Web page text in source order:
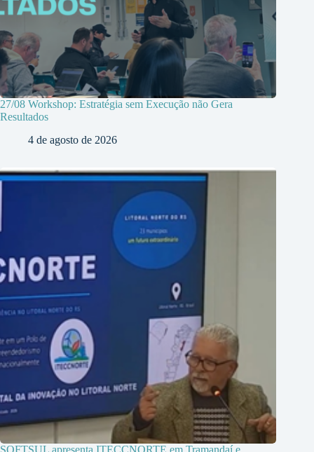
27/08 Workshop: Estratégia sem Execução não Gera
Resultados
4 de agosto de 2026
SOFTSUL apresenta ITECCNORTE em Tramandaí e